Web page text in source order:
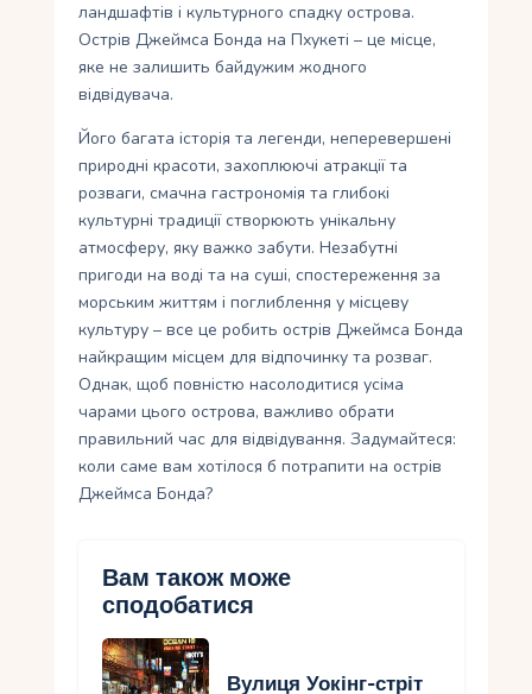
ландшафтів і культурного спадку острова.
Острів Джеймса Бонда на Пхукеті – це місце,
яке не залишить байдужим жодного
відвідувача.
Його багата історія та легенди, неперевершені
природні красоти, захоплюючі атракції та
розваги, смачна гастрономія та глибокі
культурні традиції створюють унікальну
атмосферу, яку важко забути. Незабутні
пригоди на воді та на суші, спостереження за
морським життям і поглиблення у місцеву
культуру – все це робить острів Джеймса Бонда
найкращим місцем для відпочинку та розваг.
Однак, щоб повністю насолодитися усіма
чарами цього острова, важливо обрати
правильний час для відвідування. Задумайтеся:
коли саме вам хотілося б потрапити на острів
Джеймса Бонда?
Вам також може
сподобатися
Вулиця Уокінг-стріт